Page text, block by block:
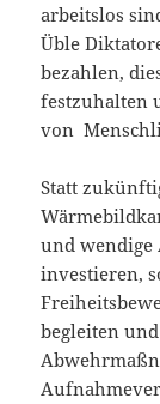
arbeitslos
Üble
bezahlen,
festzuhalten
von
Statt
und
investieren,
begleiten